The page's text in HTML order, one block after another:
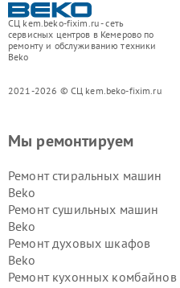
СЦ kem.beko-fixim.ru - сеть
сервисных центров в Кемерово по
ремонту и обслуживанию техники
Beko
2021-2026 © СЦ kem.beko-fixim.ru
Мы ремонтируем
Ремонт стиральных машин
Beko
Ремонт сушильных машин
Beko
Ремонт духовых шкафов
Beko
Ремонт кухонных комбайнов